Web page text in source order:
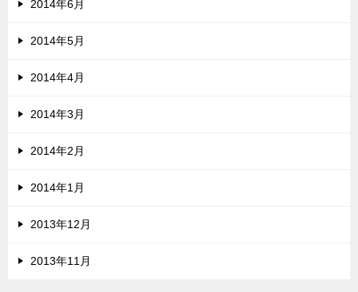
2014年6月
2014年5月
2014年4月
2014年3月
2014年2月
2014年1月
2013年12月
2013年11月